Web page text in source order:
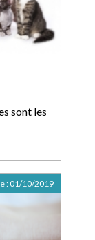
sont les
: 01/10/2019